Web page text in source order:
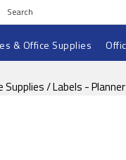
& Office Supplies
Supplies/Labels -